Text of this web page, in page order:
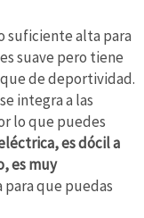
suficiente alta para
suave pero tiene
de deportividad.
integra a las
lo que puedes
es dócil a
es muy
para que puedas